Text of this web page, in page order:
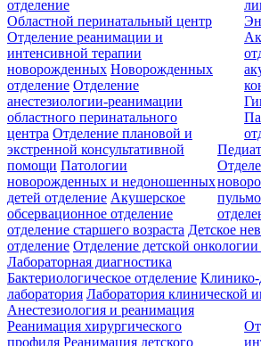
отделение
Областной перинатальный центр
Отделение реанимации и
интенсивной терапии
новорожденных Новорожденных
отделение Отделение
анестезиологии-реанимации
областного перинатального
центра Отделение плановой и
экстренной консультативной
помощи Патологии
новорожденных и недоношенных
детей отделение Акушерское
обсервационное отделение
отделение старшего возраста Детское
отделение Отделение детской
Лабораторная диагностика
Бактериологическое отделение Клинико-
лаборатория Лаборатория клинической
Анестезиология и реанимация
Реанимация хирургического
профиля Реанимация детского